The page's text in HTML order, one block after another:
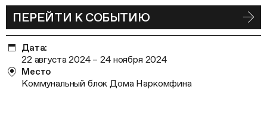
ПЕРЕЙТИ К СОБЫТИЮ
Дата:
22 августа 2024 – 24 ноября 2024
Место
Коммунальный блок Дома Наркомфина